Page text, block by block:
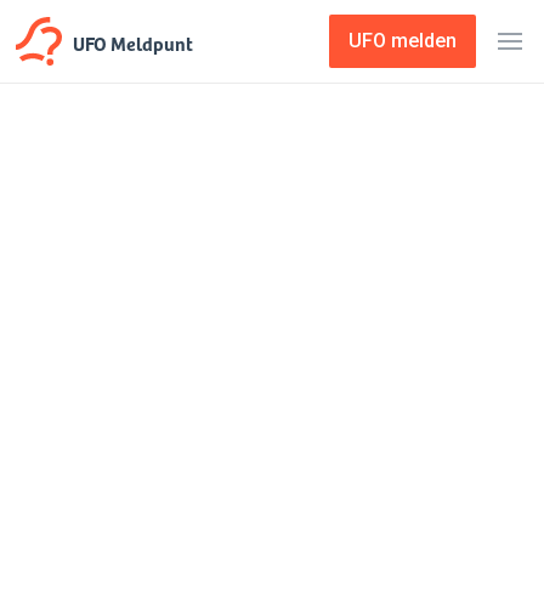
UFO Meldpunt UFO melden